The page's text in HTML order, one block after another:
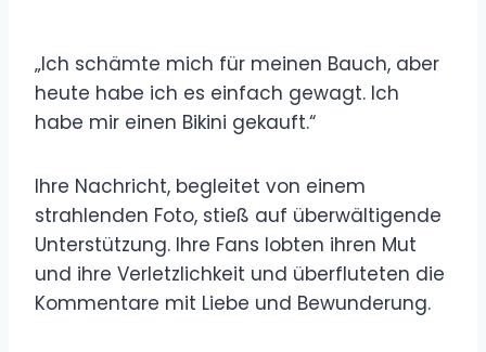
„Ich schämte mich für meinen Bauch, aber
heute habe ich es einfach gewagt. Ich
habe mir einen Bikini gekauft.“
Ihre Nachricht, begleitet von einem
strahlenden Foto, stieß auf überwältigende
Unterstützung. Ihre Fans lobten ihren Mut
und ihre Verletzlichkeit und überfluteten die
Kommentare mit Liebe und Bewunderung.